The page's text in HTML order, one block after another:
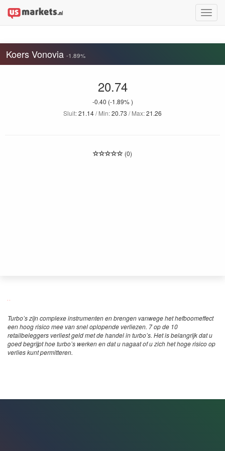
Toggle
Koers Vonovia -1.89%
20.74
-0.40 (-1.89% )
Sluit:21.14/ Min:20.73 / Max:21.26
(0)
Turbo’s zijn complexe instrumenten en brengen vanwege het hefboomeffect
een hoog risico mee van snel oplopende verliezen. 7 op de 10
retailbeleggers verliest geld met de handel in turbo’s. Het is belangrijk dat u
goed begrijpt hoe turbo’s werken en dat u nagaat of u zich het hoge risico op
verlies kunt permitteren.